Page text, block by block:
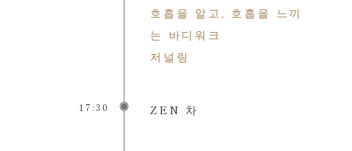
호흡을 알고, 호흡을 느끼
는 바디워크
저널링
17:30 ZEN 차